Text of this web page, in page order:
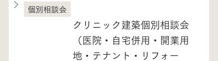
徳島県
個別相談会
クリニック建築個別相談会
（医院・自宅併用・開業用
地・テナント・リフォー